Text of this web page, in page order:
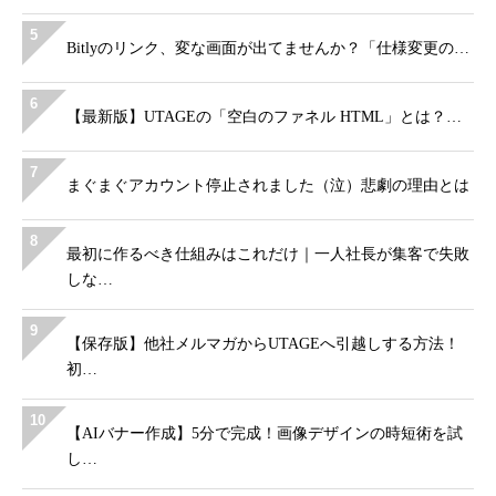
5
Bitlyのリンク、変な画面が出てませんか？「仕様変更の…
6
【最新版】UTAGEの「空白のファネル HTML」とは？…
7
まぐまぐアカウント停止されました（泣）悲劇の理由とは
8
最初に作るべき仕組みはこれだけ｜一人社長が集客で失敗
しな…
9
【保存版】他社メルマガからUTAGEへ引越しする方法！
初…
10
【AIバナー作成】5分で完成！画像デザインの時短術を試
し…